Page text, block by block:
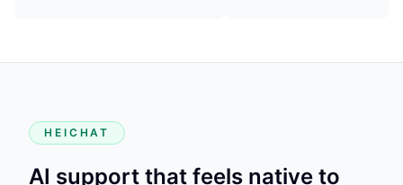
HEICHAT
AI support that feels native to